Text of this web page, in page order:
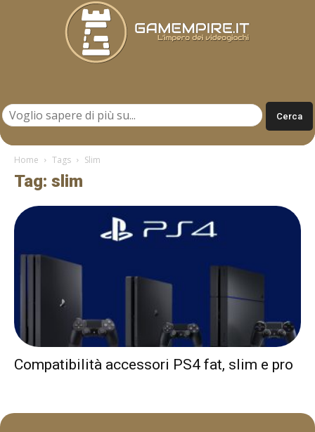
Home Tags Slim
Tag: slim
Compatibilità accessori PS4 fat, slim e pro